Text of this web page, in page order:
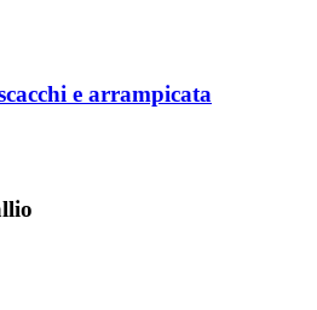
e arrampicata